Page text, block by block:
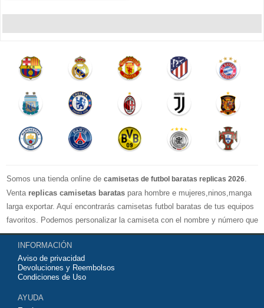
Somos una tienda online de camisetas de futbol baratas replicas 2026
Venta replicas camisetas baratas para hombre e mujeres,ninos,manga
larga exportar. Aquí encontrarás camisetas futbol baratas de tus equipos
favoritos. Podemos personalizar la camiseta con el nombre y número que
quieras. Nuestrascamisetas de futbol replicasson de máxima calidad
tailandesa por lo que estamos convencidos que quedarás muy satisfecho
con ella. Estas camisetas tienen un tejido transpirable por lo que te
servirán para jugar al fútbol o simplemente para animar a tu equipo
contáctanos y haremos lo posible para conseguirtela lo más barata
INFORMACIÓN
Aviso de privacidad
Devoluciones y Reembolsos
Condiciones de Uso
AYUDA